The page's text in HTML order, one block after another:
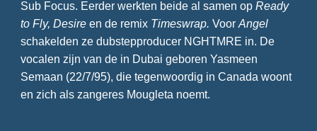
Sub Focus. Eerder werkten beide al samen op Ready
to Fly, Desire en de remix Timeswrap. Voor Angel
schakelden ze dubstepproducer NGHTMRE in. De
vocalen zijn van de in Dubai geboren Yasmeen
Semaan (22/7/95), die tegenwoordig in Canada woont
en zich als zangeres Mougleta noemt.